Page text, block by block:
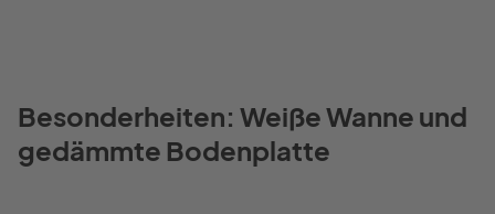
Besonderheiten: Weiße Wanne und
gedämmte Bodenplatte